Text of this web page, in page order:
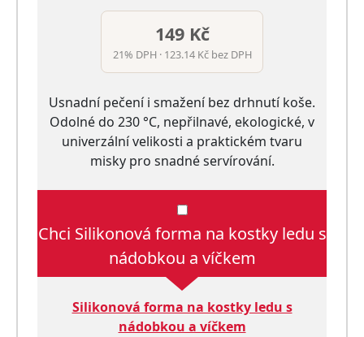
149 Kč
21% DPH · 123.14 Kč bez DPH
Usnadní pečení i smažení bez drhnutí koše.
Odolné do 230 °C, nepřilnavé, ekologické, v
univerzální velikosti a praktickém tvaru
misky pro snadné servírování.
Chci Silikonová forma na kostky ledu s
nádobkou a víčkem
Silikonová forma na kostky ledu s
nádobkou a víčkem